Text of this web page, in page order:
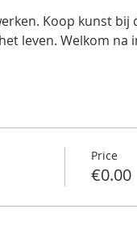
Koop kunst
leven. Welkom na
Price
€0.00